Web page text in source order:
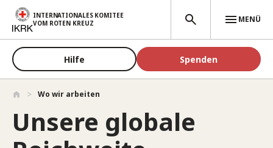
Direkt zum Inhalt
INTERNATIONALES KOMITEE
VOM ROTEN KREUZ
MENÜ
Hilfe Spenden
Wo wir arbeiten
Unsere globale